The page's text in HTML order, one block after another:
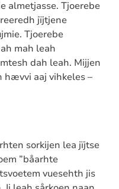
almetjasse. Tjoerebe
jïjtjene
Tjoerebe
mah leah
dah leah. Mijjen
hævvi aaj vihkeles –
sorkijen lea jïjtse
”båarhte
vuesehth jis